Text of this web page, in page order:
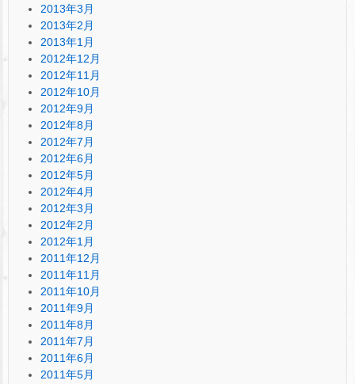
2013年3月
2013年2月
2013年1月
2012年12月
2012年11月
2012年10月
2012年9月
2012年8月
2012年7月
2012年6月
2012年5月
2012年4月
2012年3月
2012年2月
2012年1月
2011年12月
2011年11月
2011年10月
2011年9月
2011年8月
2011年7月
2011年6月
2011年5月